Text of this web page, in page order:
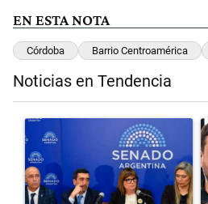
EN ESTA NOTA
Córdoba Barrio Centroamérica
Noticias en Tendencia
Un artículo de tendencia con el